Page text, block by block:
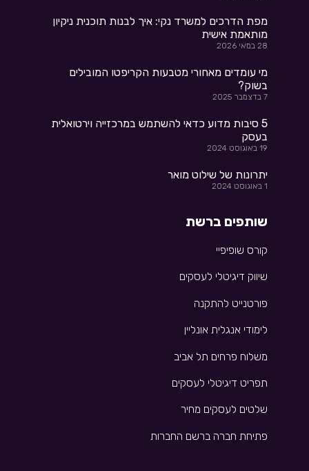
מפת הדרכים למשרד נקי: איך לבנות תוכנית ניקיון
מותאמת אישית
28 במאי 2026
מי עומדים מאחורי מטבעות הקריפטו המובילים
בשוק?
7 בדצמבר 2025
5 סיבות מדוע כדאי להשתמש במרכזייה וירטואלית
בעסק
19 באוגוסט 2024
יתרונות של שילוט מואר
1 באוגוסט 2024
שותפים ברשת
קורס שופיפיי
שיווק דיגיטלי לעסקים
פורטנייט להתקנה
לימודי אנגלית אונליין
משלוח פרחים תל אביב
תפריט דיגיטלי לעסקים
שלטים לעסקים מחיר
פתיחת חברה ברשם החברות